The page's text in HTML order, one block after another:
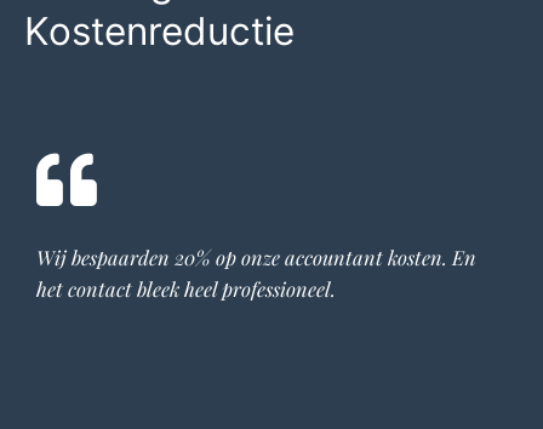
Kostenreductie
Wij bespaarden 20% op onzeaccountantkosten. En
het contact bleek heel professioneel.